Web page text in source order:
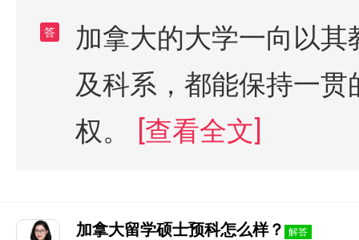
答
加拿大的大学一向以
及科系，都能保持一
权。
[查看全文]
加拿大留学硕士预科怎么样？ 解答